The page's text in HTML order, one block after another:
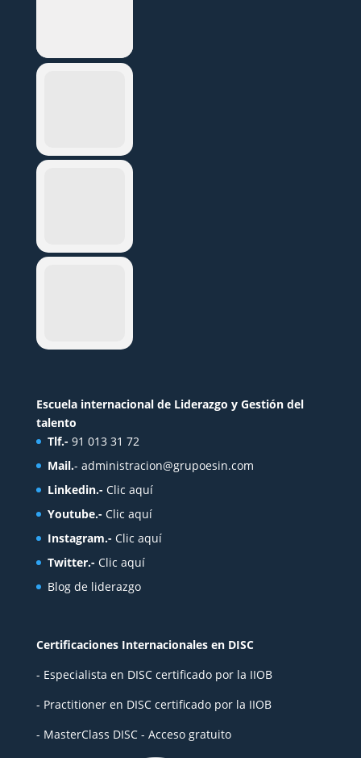
Escuela internacional de Liderazgo y Gestión del
talento
Tlf.- 91 013 31 72
Mail.- administracion@grupoesin.com
Linkedin.- Clic aquí
Youtube.- Clic aquí
Instagram.- Clic aquí
Twitter.- Clic aquí
Blog de liderazgo
Certificaciones Internacionales en DISC
- Especialista en DISC certificado por la IIOB
- Practitioner en DISC certificado por la IIOB
- MasterClass DISC - Acceso gratuito